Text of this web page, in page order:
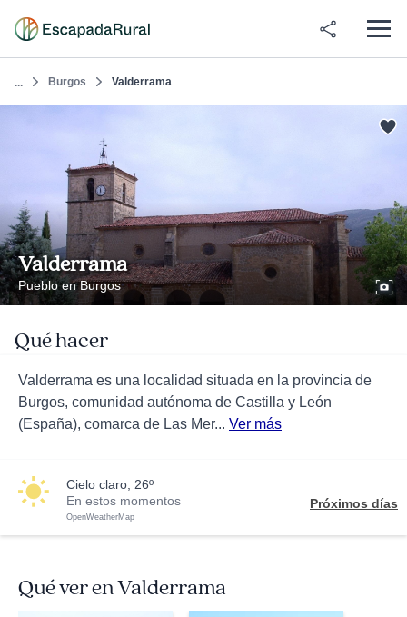
... Burgos Valderrama
Valderrama
Pueblo en Burgos
Qué hacer
Valderrama es una localidad situada en la provincia de
Burgos, comunidad autónoma de Castilla y León
(España), comarca de Las Mer... Ver más
cielo claro, 26º
En estos momentos
OpenWeatherMap
Próximos días
Qué ver en Valderrama